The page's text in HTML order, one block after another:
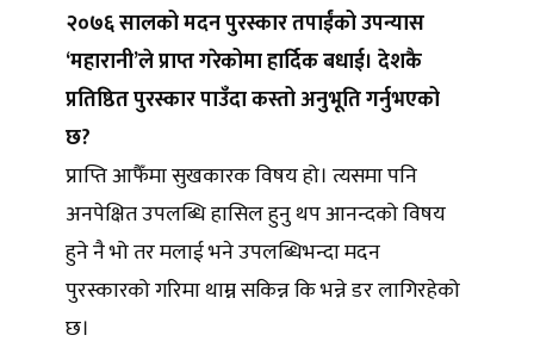
२०७६ सालको मदन पुरस्कार तपाईंको उपन्यास
‘महारानी’ले प्राप्त गरेकोमा हार्दिक बधाई। देशकै
प्रतिष्ठित पुरस्कार पाउँदा कस्तो अनुभूति गर्नुभएको
छ?
प्राप्ति आफैँमा सुखकारक विषय हो। त्यसमा पनि
अनपेक्षित उपलब्धि हासिल हुनु थप आनन्दको विषय
हुने नै भो तर मलाई भने उपलब्धिभन्दा मदन
पुरस्कारको गरिमा थाम्न सकिन्न कि भन्ने डर लागिरहेको
छ।